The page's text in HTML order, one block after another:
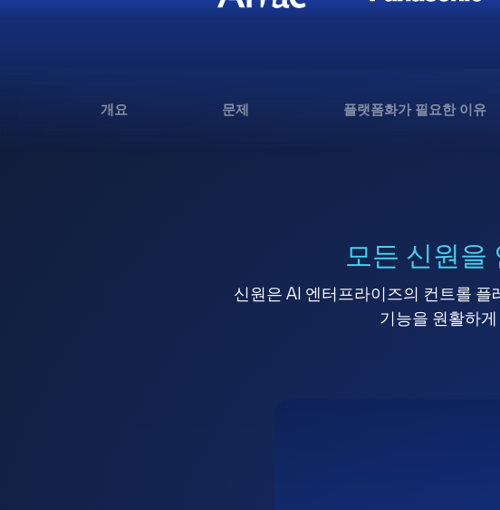
개요 문제 플랫폼화가 필요한 이유
모든 신원을
신원은 AI 엔터프라이즈의 컨트롤
기능을 원활하